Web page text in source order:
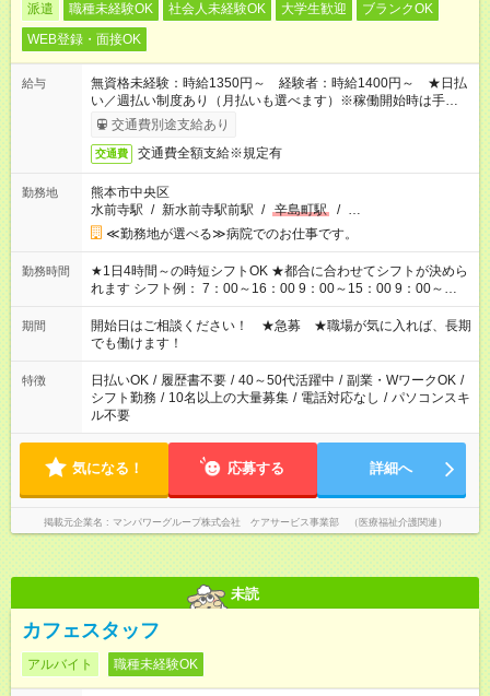
派遣 職種未経験OK 社会人未経験OK 大学生歓迎
ブランクOK
WEB登録・面接OK
給与
無資格未経験：時給1350円～ 経験者：時給1400円～ ★日払
い／週払い制度あり（月払いも選べます）※稼働開始時は手続き
完了次第のお支払いとなります。
交通費別途支給あり
交通費 交通費全額支給※規定有
勤務地
熊本市中央区
水前寺駅 / 新水前寺駅前駅 / 辛島町駅 / …
≪勤務地が選べる≫病院でのお仕事です。
勤務時間
★1日4時間～の時短シフトOK ★都合に合わせてシフトが決めら
れます シフト例： 7：00～16：00 9：00～15：00 9：00～
18：00 11：00～20：00 など ※Wワークの場合、他のお仕事と
合わせ週40時間超の就業はご案内できません ※法令に基づき、
週20時間以上勤務は社会保険への加入対象となります ※労働者
派遣法（日雇い派遣の原則禁止）により、短時間・短期間の就
業はご案内が難しい場合があります
期間
開始日はご相談ください！ ★急募 ★職場が気に入れば、長期
でも働けます！
特徴 日払いOK / 履歴書不要 / 40～50代活躍中 / 副業・WワークOK /
シフト勤務 / 10名以上の大量募集 / 電話対応なし / パソコンスキ
ル不要
気になる！ 応募する 詳細へ
掲載元企業名 マンパワーグループ株式会社 ケアサービス事業部 （医療福祉介護関連）
未読
カフェスタッフ
アルバイト 職種未経験OK